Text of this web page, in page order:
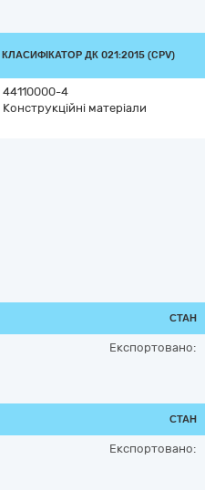
КЛАСИФІКАТОР ДК 021:2015 (CPV)
44110000-4
Конструкційні матеріали
СТАН
Експортовано:
СТАН
Експортовано: